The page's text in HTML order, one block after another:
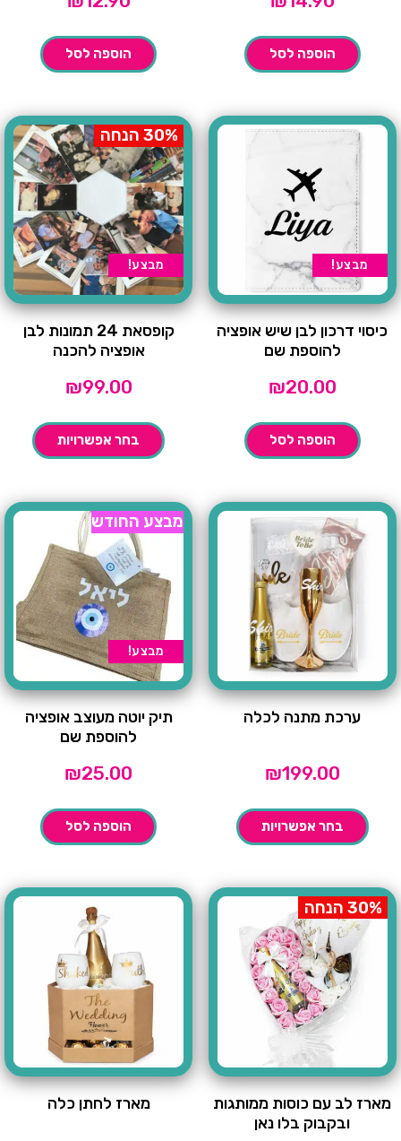
הוספה לסל הוספה לסל
מבצע!
כיסוי דרכון לבן שיש אופציה
להוספת שם
₪20.00
הוספה לסל
מבצע!
30% הנחה
קופסאת 24 תמונות לבן
אופציה להכנה
₪99.00
בחר אפשרויות
ערכת מתנה לכלה
₪199.00
בחר אפשרויות
מבצע!
מבצע החודש
תיק יוטה מעוצב אופציה
להוספת שם
₪25.00
הוספה לסל
30% הנחה
מארז לב עם כוסות ממותגות
ובקבוק בלו נאן
מארז לחתן כלה